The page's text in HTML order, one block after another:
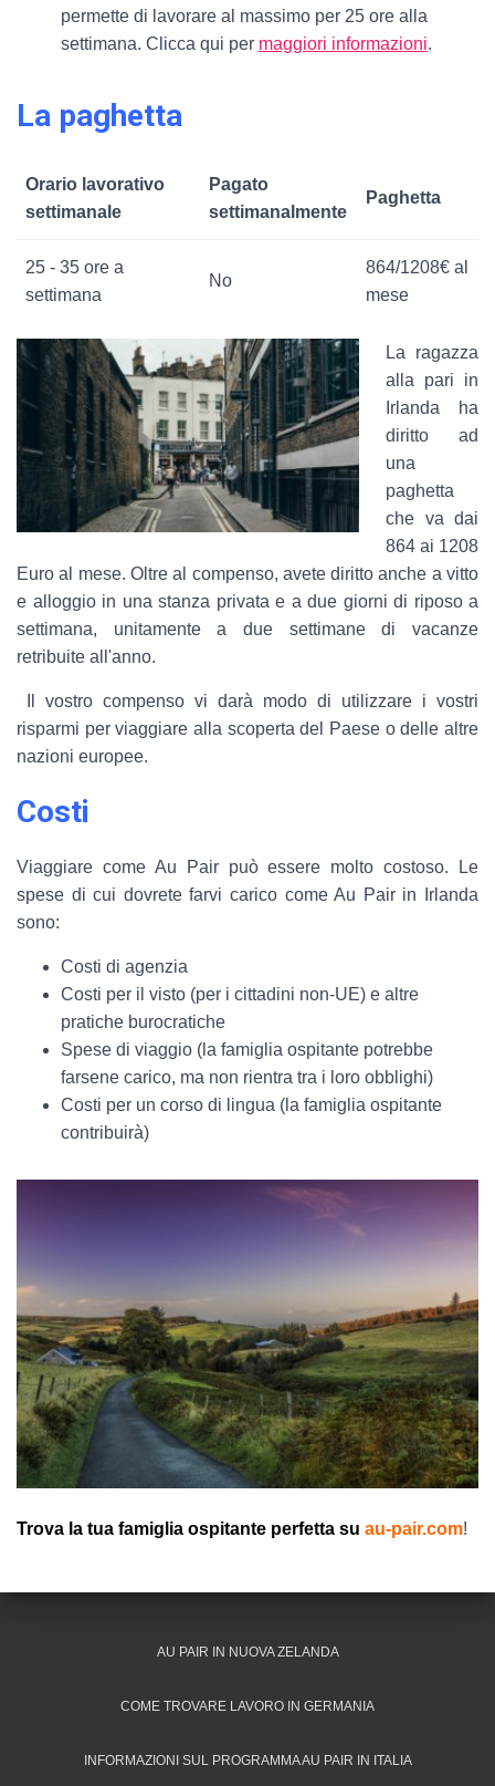
permette di lavorare al massimo per 25 ore alla
settimana. Clicca qui per maggiori informazioni.
La paghetta
Orario lavorativo
settimanale
Pagato
settimanalmente
Paghetta
25 - 35 ore a
settimana
No
864/1208€ al
mese
La ragazza
alla pari in
Irlanda ha
diritto ad
una
paghetta
che va dai
864 ai 1208
Euro al mese. Oltre al compenso, avete diritto anche a vitto
e alloggio in una stanza privata e a due giorni di riposo a
settimana, unitamente a due settimane di vacanze
retribuite all'anno.
Il vostro compenso vi darà modo di utilizzare i vostri
risparmi per viaggiare alla scoperta del Paese o delle altre
nazioni europee.
Costi
Viaggiare come Au Pair può essere molto costoso. Le
spese di cui dovrete farvi carico come Au Pair in Irlanda
sono:
Costi di agenzia
Costi per il visto (per i cittadini non-UE) e altre
pratiche burocratiche
Spese di viaggio (la famiglia ospitante potrebbe
farsene carico, ma non rientra tra i loro obblighi)
Costi per un corso di lingua (la famiglia ospitante
contribuirà)
Trova la tua famiglia ospitante perfetta su au-pair.com!
AU PAIR IN NUOVA ZELANDA
COME TROVARE LAVORO IN GERMANIA
INFORMAZIONI SUL PROGRAMMA AU PAIR IN ITALIA